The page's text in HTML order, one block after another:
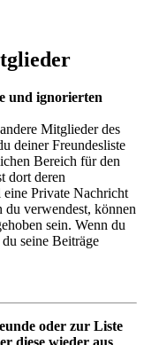
und ignorierten
Mitglieder des
deiner Freundesliste
Bereich für den
dort deren
eine Private Nachricht
du verwendest, können
sein. Wenn du
seine Beiträge
oder zur Liste
diese wieder aus